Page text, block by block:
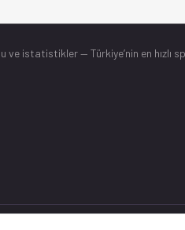
ve istatistikler — Türkiye’nin en